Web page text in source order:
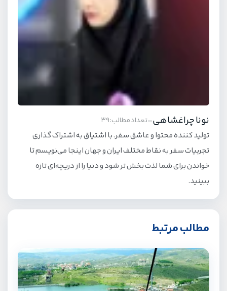
نونا چراغشاهی-تعداد مطالب: 39
تولید کننده محتوا و عاشق سفر. با اشتیاق به اشتراک گذاری
تجربیات سفر به نقاط مختلف ایران و جهان اینجا می‌نویسم تا
خواندن برای شما لذت بخش تر شود و دنیا را از دریچه‌ای تازه
ببینید.
مطالب مرتبط